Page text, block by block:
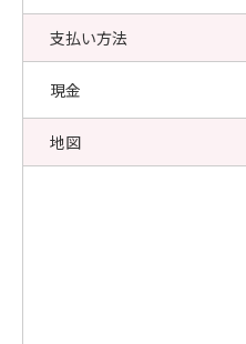
支払い方法
現金
地図